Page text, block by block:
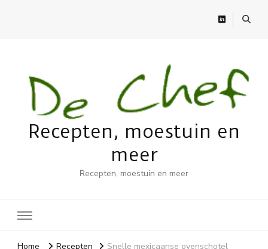
Recepten, moestuin en
meer
Recepten, moestuin en meer
Home Recepten Snelle mexicaanse ovenschotel